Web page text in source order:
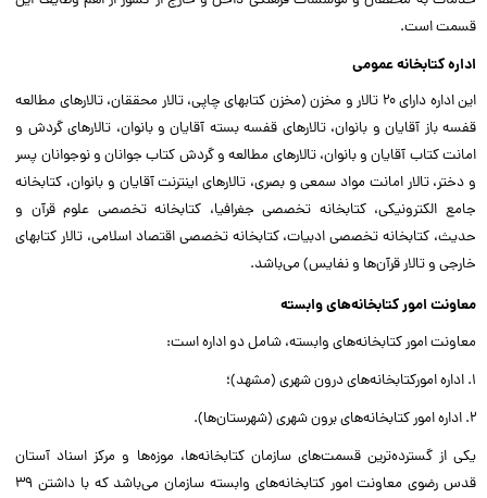
قسمت است.
اداره کتابخانه عمومی
این اداره دارای ۲۰ تالار و مخزن (مخزن کتابهای چاپی، تالار محققان، تالارهای مطالعه
قفسه باز آقایان و بانوان، تالارهای قفسه بسته آقایان و بانوان، تالارهای گردش و
امانت کتاب آقایان و بانوان، تالارهای مطالعه و گردش کتاب جوانان و نوجوانان پسر
و دختر، تالار امانت مواد سمعی و بصری، تالارهای اینترنت آقایان و بانوان، کتابخانه
جامع الکترونیکی، کتابخانه تخصصی جغرافیا، کتابخانه تخصصی علوم قرآن و
حدیث، کتابخانه تخصصی ادبیات، کتابخانه تخصصی اقتصاد اسلامی، تالار کتابهای
خارجی و تالار قرآن‌ها و نفایس) می‌باشد.
معاونت امور کتابخانه‌های وابسته
معاونت امور کتابخانه‌های وابسته، شامل دو اداره است:
1. اداره امورکتابخانه‌های درون شهری (مشهد)؛
2. اداره امور کتابخانه‌های برون شهری (شهرستان‌ها).
یکی از گسترده‌ترین قسمت‌های سازمان کتابخانه‌ها، موزه‌ها و مرکز اسناد آستان
قدس رضوی معاونت امور کتابخانه‌های وابسته سازمان می‌باشد که با داشتن ۳۹